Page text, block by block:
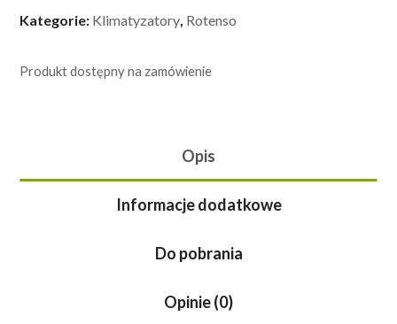
Kategorie: Klimatyzatory Rotenso
Produkt dostępny na zamówienie
Opis
Informacje dodatkowe
Do pobrania
Opinie (0)